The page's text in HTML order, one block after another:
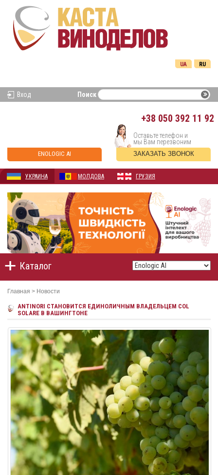
RU
UA
Вход Поиск
+38 050 392 11 92
ENOLOGIC AI
Оставьте телефон и
мы Вам перезвоним
ЗАКАЗАТЬ ЗВОНОК
УКРАИНА МОЛДОВА ГРУЗИЯ
Каталог
Главная > Новости
ANTINORI СТАНОВИТСЯ ЕДИНОЛИЧНЫМ ВЛАДЕЛЬЦЕМ COL
SOLARE В ВАШИНГТОНЕ